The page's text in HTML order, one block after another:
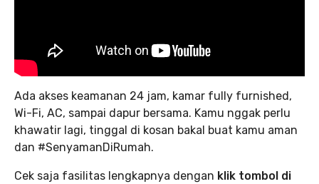
Ada akses keamanan 24 jam, kamar fully furnished,
Wi-Fi, AC, sampai dapur bersama. Kamu nggak perlu
khawatir lagi, tinggal di kosan bakal buat kamu aman
dan #SenyamanDiRumah.
Cek saja fasilitas lengkapnya dengan klik tombol di